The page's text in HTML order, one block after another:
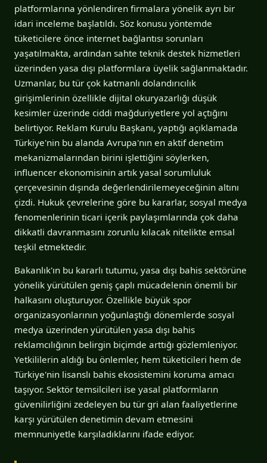
platformlarına yönlendiren firmalara yönelik ayrı bir
idari inceleme başlatıldı. Söz konusu yöntemde
tüketicilere önce internet bağlantısı sorunları
yaşatılmakta, ardından sahte teknik destek hizmetleri
üzerinden yasa dışı platformlara üyelik sağlanmaktadır.
Uzmanlar, bu tür çok katmanlı dolandırıcılık
girişimlerinin özellikle dijital okuryazarlığı düşük
kesimler üzerinde ciddi mağduriyetlere yol açtığını
belirtiyor. Reklam Kurulu Başkanı, yaptığı açıklamada
Türkiye'nin bu alanda Avrupa'nın en aktif denetim
mekanizmalarından birini işlettiğini söylerken,
influencer ekonomisinin artık yasal sorumluluk
çerçevesinin dışında değerlendirilemeyeceğinin altını
çizdi. Hukuk çevrelerine göre bu kararlar, sosyal medya
fenomenlerinin ticari içerik paylaşımlarında çok daha
dikkatli davranmasını zorunlu kılacak nitelikte emsal
teşkil etmektedir.
Bakanlık'ın bu kararlı tutumu, yasa dışı bahis sektörüne
yönelik yürütülen geniş çaplı mücadelenin önemli bir
halkasını oluşturuyor. Özellikle büyük spor
organizasyonlarının yoğunlaştığı dönemlerde sosyal
medya üzerinden yürütülen yasa dışı bahis
reklamcılığının belirgin biçimde arttığı gözlemleniyor.
Yetkililerin aldığı bu önlemler, hem tüketicileri hem de
Türkiye'nin lisanslı bahis ekosistemini koruma amacı
taşıyor. Sektör temsilcileri ise yasal platformların
güvenilirliğini zedeleyen bu tür gri alan faaliyetlerine
karşı yürütülen denetimin devam etmesini
memnuniyetle karşıladıklarını ifade ediyor.